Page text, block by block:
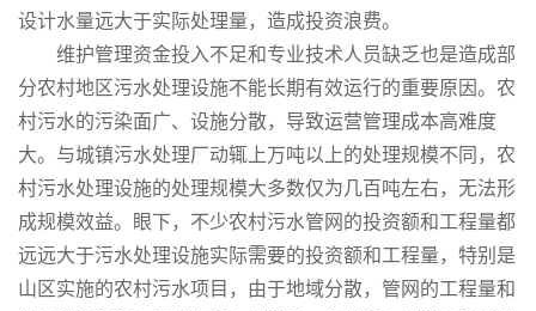
设计水量远大于实际处理量，造成投资浪费。
维护管理资金投入不足和专业技术人员缺乏也是造成部
分农村地区污水处理设施不能长期有效运行的重要原因。农
村污水的污染面广、设施分散，导致运营管理成本高难度
大。与城镇污水处理厂动辄上万吨以上的处理规模不同，农
村污水处理设施的处理规模大多数仅为几百吨左右，无法形
成规模效益。眼下，不少农村污水管网的投资额和工程量都
远远大于污水处理设施实际需要的投资额和工程量，特别是
山区实施的农村污水项目，由于地域分散，管网的工程量和